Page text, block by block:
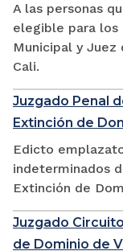
A las personas
elegible para los
Municipal y Juez
Cali.
Juzgado Penal
Extinción de
Edicto
indeterminados
Extinción de
Juzgado
de Dominio de